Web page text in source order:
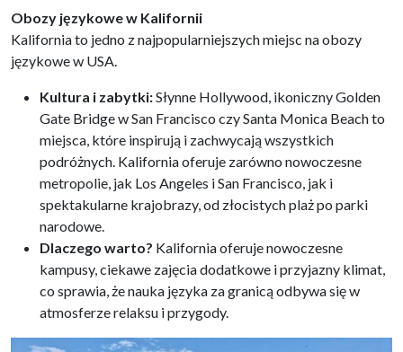
Obozy językowe w Kalifornii
Kalifornia to jedno z najpopularniejszych miejsc na obozy
językowe w USA.
Kultura i zabytki:Słynne Hollywood, ikoniczny Golden
Gate Bridge w San Francisco czy Santa Monica Beach to
miejsca, które inspirują i zachwycają wszystkich
podróżnych. Kalifornia oferuje zarówno nowoczesne
metropolie, jak Los Angeles i San Francisco, jak i
spektakularne krajobrazy, od złocistych plaż po parki
narodowe.
Dlaczego warto? Kalifornia oferuje nowoczesne
kampusy, ciekawe zajęcia dodatkowe i przyjazny klimat,
co sprawia, że nauka języka za granicą odbywa się w
atmosferze relaksu i przygody.